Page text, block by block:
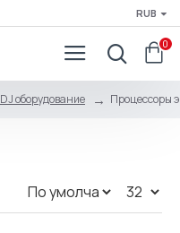
RUB
0
DJ оборудование Процессоры